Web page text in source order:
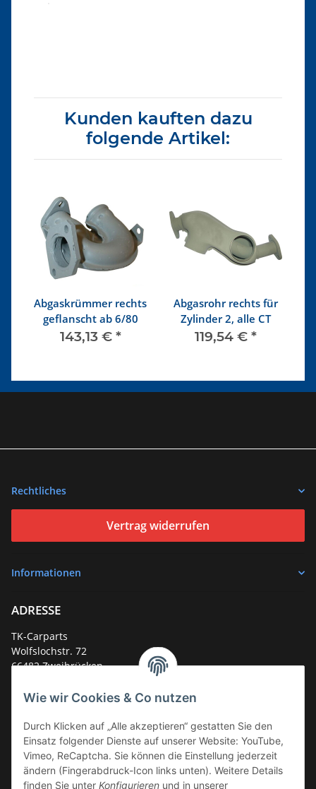
Wie wir Cookies & Co nutzen
Durch Klicken auf „Alle akzeptieren“ gestatten Sie den
Einsatz folgender Dienste auf unserer Website: YouTube,
Vimeo, ReCaptcha. Sie können die Einstellung jederzeit
ändern (Fingerabdruck-Icon links unten). Weitere Details
finden Sie unter Konfigurieren und in unserer
Kunden kauften dazu
folgende Artikel:
Abgaskrümmer rechts
geflanscht ab 6/80
143,13 € *
Abgasrohr rechts für
Zylinder 2, alle CT
119,54 € *
Rechtliches
Vertrag widerrufen
Informationen
ADRESSE
TK-Carparts
Wolfslochstr. 72
66482 Zweibrücken
Service-Hotline +49 (0)6332 - 48 58 48
E-Mail:mail@tk-carparts.de
Montag-Donnerstag von 13 bis 16 Uhr